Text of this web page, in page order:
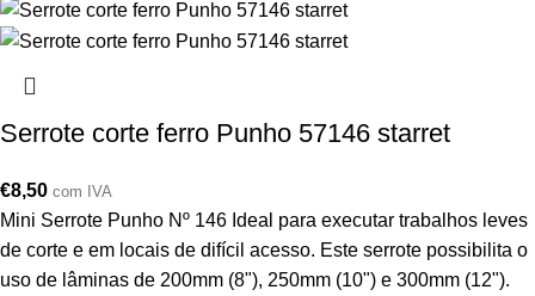
Serrote corte ferro Punho 57146 starret
€8,50 com IVA
Mini Serrote Punho Nº 146 Ideal para executar trabalhos leves
de corte e em locais de difícil acesso. Este serrote possibilita o
uso de lâminas de 200mm (8"), 250mm (10") e 300mm (12").